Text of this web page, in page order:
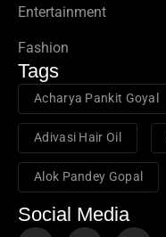
Entertainment
Fashion
Tags
Acharya Pankit Goyal
Adivasi Hair Oil
Alok Pandey Gopal
Social Media